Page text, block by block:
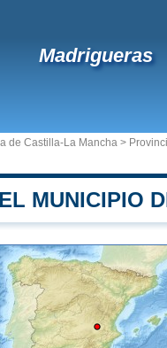
Madrigueras
de Castilla-La Mancha >
EL MUNICIPIO